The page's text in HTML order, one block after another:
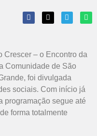
Crescer – o Encontro da
Comunidade de São
foi divulgada
sociais. Com início já
programação segue até
forma totalmente